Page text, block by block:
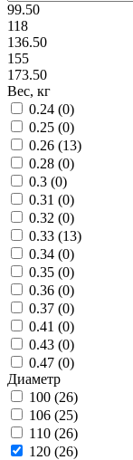
99.50
118
136.50
155
173.50
Вес, кг
0.24 (0)
0.25 (0)
0.26 (13)
0.28 (0)
0.3 (0)
0.31 (0)
0.32 (0)
0.33 (13)
0.34 (0)
0.35 (0)
0.36 (0)
0.37 (0)
0.41 (0)
0.43 (0)
0.47 (0)
Диаметр
100 (26)
106 (25)
110 (26)
120 (26)